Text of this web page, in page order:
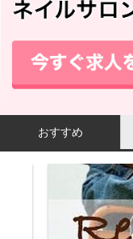
おすすめ